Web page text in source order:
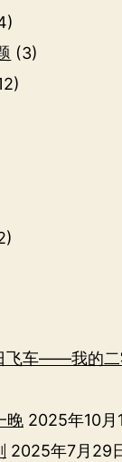
(3)
飞车——我的二
晚 2025年10月
2025年7月29